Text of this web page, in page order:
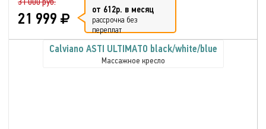
21 999 от 612р. в месяц
рассрочка без
переплат
Calviano ASTI ULTIMATO black/white/blue
Массажное кресло